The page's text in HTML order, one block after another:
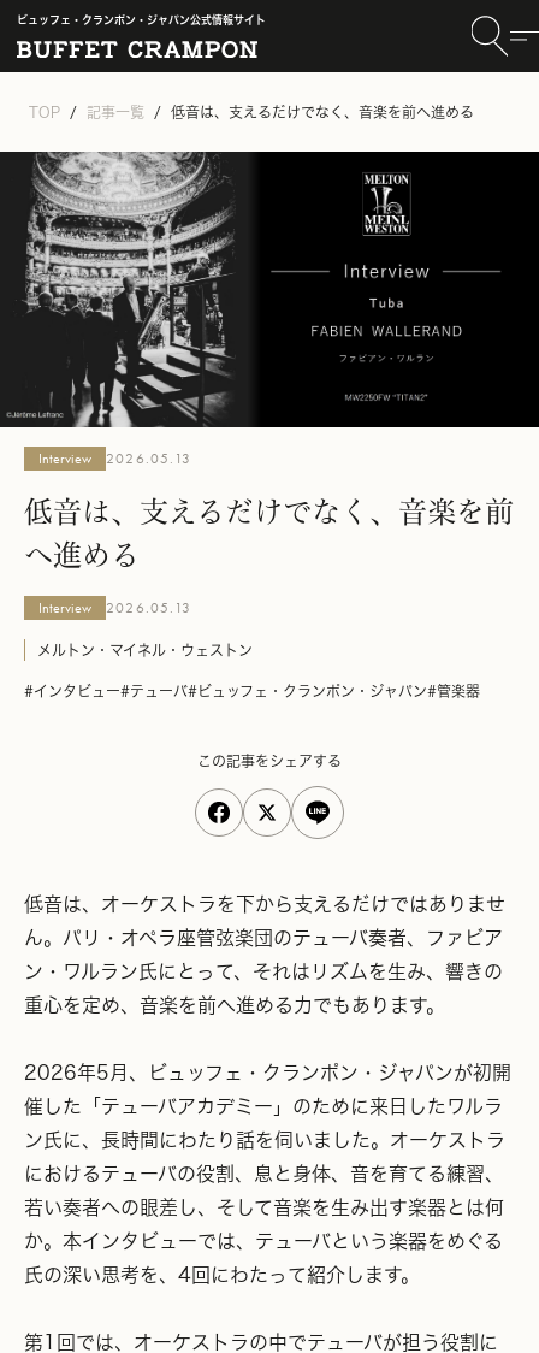
ビュッフェ・クランポン・ジャパン公式情報サイト
TOP 記事一覧 低音は、支えるだけでなく、音楽を前へ進める
Interview 2026.05.13
メルトン・マイネル・ウェストン
#インタビュー#テューバ#ビュッフェ・クランポン・ジャパン#管楽器
この記事をシェアする
Interview 2026.05.13
低音は、支えるだけでなく、音楽を前
へ進める
低音は、オーケストラを下から支えるだけではありませ
ん。パリ・オペラ座管弦楽団のテューバ奏者、ファビア
ン・ワルラン氏にとって、それはリズムを生み、響きの
重心を定め、音楽を前へ進める力でもあります。
2026年5月、ビュッフェ・クランポン・ジャパンが初開
催した「テューバアカデミー」のために来日したワルラ
ン氏に、長時間にわたり話を伺いました。オーケストラ
におけるテューバの役割、息と身体、音を育てる練習、
若い奏者への眼差し、そして音楽を生み出す楽器とは何
か。本インタビューでは、テューバという楽器をめぐる
氏の深い思考を、4回にわたって紹介します。
第1回では、オーケストラの中でテューバが担う役割に